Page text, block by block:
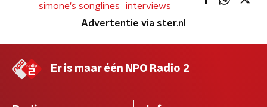
simone's songlines
interviews
Advertentie via ster.nl
Er is maar één NPO Radio 2